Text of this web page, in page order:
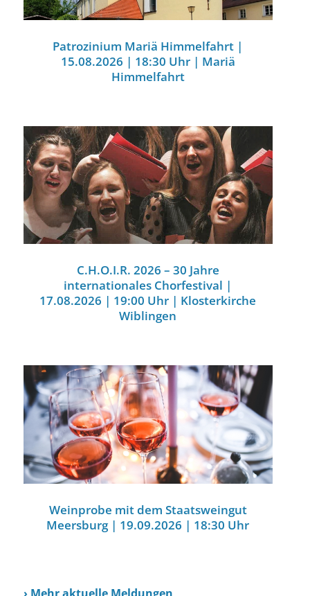
Patrozinium Mariä Himmelfahrt |
15.08.2026 | 18:30 Uhr | Mariä
Himmelfahrt
C.H.O.I.R. 2026 – 30 Jahre
internationales Chorfestival |
17.08.2026 | 19:00 Uhr | Klosterkirche
Wiblingen
Weinprobe mit dem Staatsweingut
Meersburg | 19.09.2026 | 18:30 Uhr